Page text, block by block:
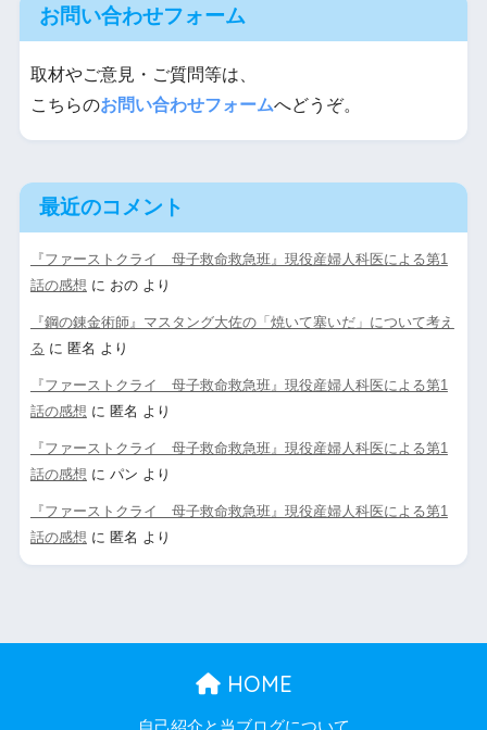
お問い合わせフォーム
取材やご意見・ご質問等は、
こちらのお問い合わせフォームへどうぞ。
最近のコメント
『ファーストクライ 母子救命救急班』現役産婦人科医による第1
話の感想 に おのより
『鋼の錬金術師』マスタング大佐の「焼いて塞いだ」について考え
る に 匿名 より
『ファーストクライ 母子救命救急班』現役産婦人科医による第1
話の感想 に 匿名 より
『ファーストクライ 母子救命救急班』現役産婦人科医による第1
話の感想 に パン より
『ファーストクライ 母子救命救急班』現役産婦人科医による第1
話の感想 に 匿名 より
HOME